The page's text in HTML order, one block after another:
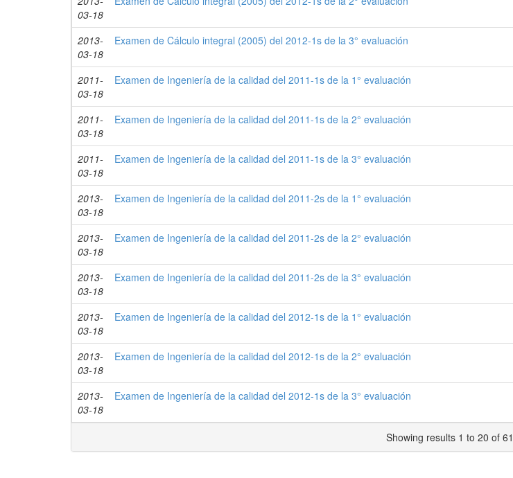
03-18
2013-
03-18
Examen de Cálculo integral (2005) del 2012-1s de la 3° evaluación
2011-
03-18
Examen de Ingeniería de la calidad del 2011-1s de la 1° evaluación
2011-
03-18
Examen de Ingeniería de la calidad del 2011-1s de la 2° evaluación
2011-
03-18
Examen de Ingeniería de la calidad del 2011-1s de la 3° evaluación
2013-
03-18
Examen de Ingeniería de la calidad del 2011-2s de la 1° evaluación
2013-
03-18
Examen de Ingeniería de la calidad del 2011-2s de la 2° evaluación
2013-
03-18
Examen de Ingeniería de la calidad del 2011-2s de la 3° evaluación
2013-
03-18
Examen de Ingeniería de la calidad del 2012-1s de la 1° evaluación
2013-
03-18
Examen de Ingeniería de la calidad del 2012-1s de la 2° evaluación
2013-
03-18
Examen de Ingeniería de la calidad del 2012-1s de la 3° evaluación
Showing results 1 to 20 of 61